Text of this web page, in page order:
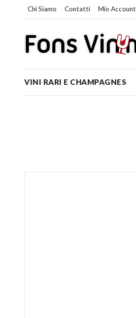
Chi Siamo Contatti Mio Account
VINI RARI E CHAMPAGNES